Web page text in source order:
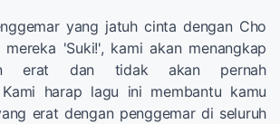
yang jatuh cinta dengan Cho
'Suki!', kami akan menangkap
erat dan tidak akan pernah
Kami harap lagu ini membantu kamu
erat dengan penggemar di seluruh